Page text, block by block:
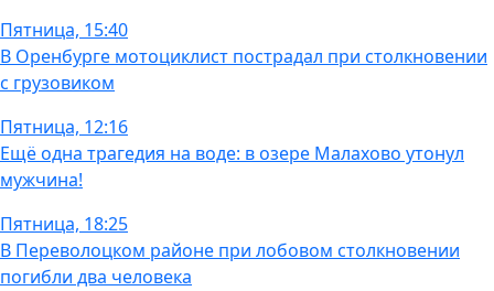
Пятница, 15:40
В Оренбурге мотоциклист пострадал при столкновении
с грузовиком
Пятница, 12:16
Ещё одна трагедия на воде: в озере Малахово утонул
мужчина!
Пятница, 18:25
В Переволоцком районе при лобовом столкновении
погибли два человека